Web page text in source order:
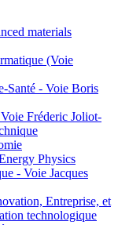
materials
(Voie
Santé - Voie Boris
Fréderic Joliot-
Physics
- Voie Jacques
Entreprise, et
technologique